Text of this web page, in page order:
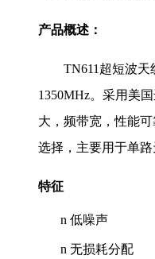
产品概述：
TN611 超短波天
1350MHz。采用美
大，频带宽，性能
选择，主要用于单路
特征
n 低噪声
n 无损耗分配